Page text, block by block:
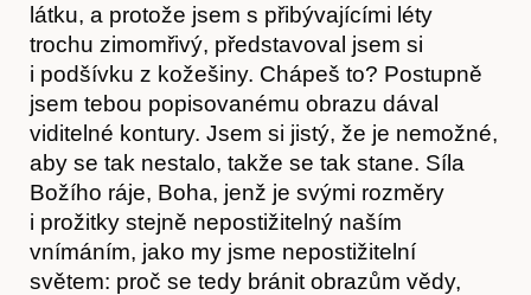
látku, a protože jsem s přibývajícími léty
trochu zimomřivý, představoval jsem si
i podšívku z kožešiny. Chápeš to? Postupně
jsem tebou popisovanému obrazu dával
viditelné kontury. Jsem si jistý, že je nemožné,
aby se tak nestalo, takže se tak stane. Síla
Božího ráje, Boha, jenž je svými rozměry
i prožitky stejně nepostižitelný naším
vnímáním, jako my jsme nepostižitelní
světem: proč se tedy bránit obrazům vědy,